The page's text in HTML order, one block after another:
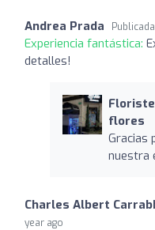
Andrea Prada
Experiencia fantástica:
detalles!
flores
Gracias
nuestra
Charles Albert
year ago